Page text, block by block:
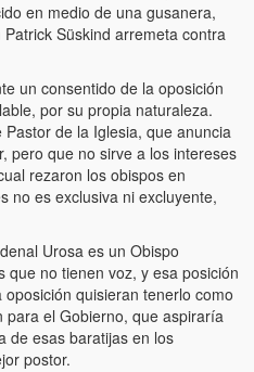
de Chávez desde que tomó el
de 2009
castrista del 4 de Febrero de
pueblo!!! (Despicable traitor, look
en medio de una gusanera,
Süskind arremeta contra
un consentido de la oposición
por su propia naturaleza.
de la Iglesia, que anuncia
pero que no sirve a los intereses
rezaron los obispos en
no es exclusiva ni excluyente,
Urosa es un Obispo
que no tienen voz, y esa posición
quisieran tenerlo como
para el Gobierno, que aspiraría
de esas baratijas en los
postor.